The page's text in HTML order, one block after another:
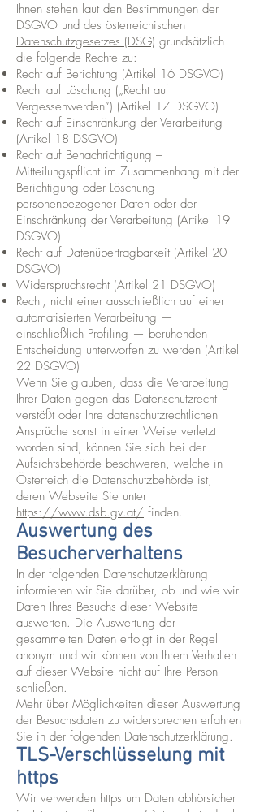
Ihnen stehen laut den Bestimmungen der
DSGVO und des österreichischen
Datenschutzgesetzes (DSG) grundsätzlich
die folgende Rechte zu:
Recht auf Berichtung (Artikel 16 DSGVO)
Recht auf Löschung („Recht auf
Vergessenwerden“) (Artikel 17 DSGVO)
Recht auf Einschränkung der Verarbeitung
(Artikel 18 DSGVO)
Recht auf Benachrichtigung –
Mitteilungspflicht im Zusammenhang mit der
Berichtigung oder Löschung
personenbezogener Daten oder der
Einschränkung der Verarbeitung (Artikel 19
DSGVO)
Recht auf Datenübertragbarkeit (Artikel 20
DSGVO)
Widerspruchsrecht (Artikel 21 DSGVO)
Recht, nicht einer ausschließlich auf einer
automatisierten Verarbeitung —
einschließlich Profiling — beruhenden
Entscheidung unterworfen zu werden (Artikel
22 DSGVO)
Wenn Sie glauben, dass die Verarbeitung
Ihrer Daten gegen das Datenschutzrecht
verstößt oder Ihre datenschutzrechtlichen
Ansprüche sonst in einer Weise verletzt
worden sind, können Sie sich bei der
Aufsichtsbehörde beschweren, welche in
Österreich die Datenschutzbehörde ist,
deren Webseite Sie unter
https://www.dsb.gv.at/ finden.
Auswertung des
Besucherverhaltens
In der folgenden Datenschutzerklärung
informieren wir Sie darüber, ob und wie wir
Daten Ihres Besuchs dieser Website
auswerten. Die Auswertung der
gesammelten Daten erfolgt in der Regel
anonym und wir können von Ihrem Verhalten
auf dieser Website nicht auf Ihre Person
schließen.
Mehr über Möglichkeiten dieser Auswertung
der Besuchsdaten zu widersprechen erfahren
Sie in der folgenden Datenschutzerklärung.
TLS-Verschlüsselung mit
https
Wir verwenden https um Daten abhörsicher